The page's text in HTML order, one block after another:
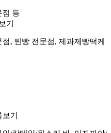
점 등
기
, 찐빵 전문점, 제과제빵떡케
기